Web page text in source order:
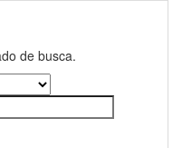
de busca.